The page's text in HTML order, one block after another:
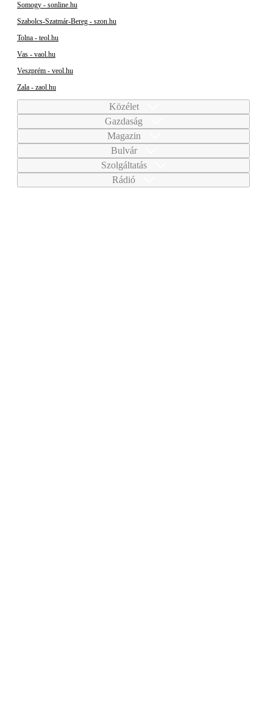
Somogy - sonline.hu
Szabolcs-Szatmár-Bereg - szon.hu
Tolna - teol.hu
Vas - vaol.hu
Veszprém - veol.hu
Zala - zaol.hu
Közélet
Gazdaság
Magazin
Bulvár
Szolgáltatás
Rádió